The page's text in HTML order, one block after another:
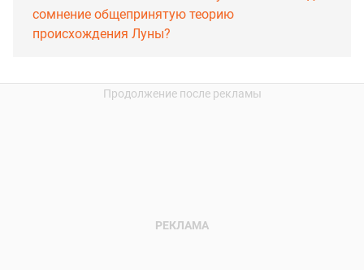
сомнение общепринятую теорию
происхождения Луны?